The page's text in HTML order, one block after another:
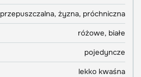
przepuszczalna, żyzna, próchniczna
różowe, białe
pojedyncze
lekko kwaśna